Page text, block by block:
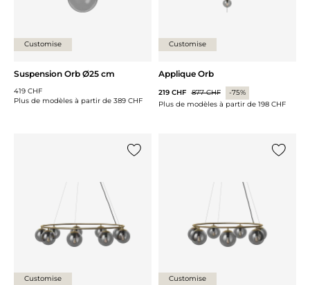
Customise
Suspension Orb Ø25 cm
419 CHF
Plus de modèles à partir de 389 CHF
Customise
Applique Orb
219 CHF 877 CHF
-75%
Plus de modèles à partir de 198 CHF
Customise Customise